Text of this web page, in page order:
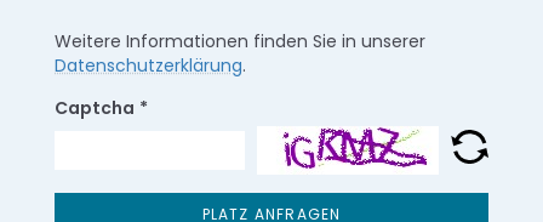
Weitere Informationen finden Sie in unserer
Datenschutzerklärung.
Captcha *